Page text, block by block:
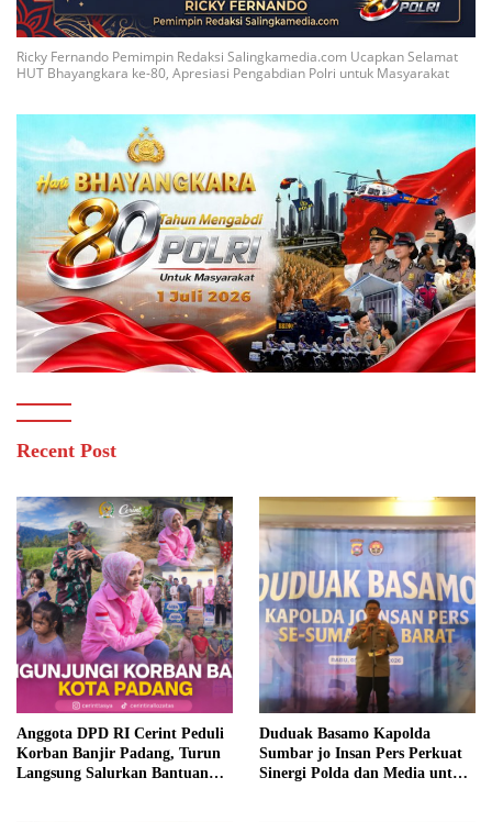
Ricky Fernando Pemimpin Redaksi Salingkamedia.com Ucapkan Selamat
HUT Bhayangkara ke-80, Apresiasi Pengabdian Polri untuk Masyarakat
Recent Post
Anggota DPD RI Cerint Peduli
Korban Banjir Padang, Turun
Langsung Salurkan Bantuan
Duduak Basamo Kapolda
Sumbar jo Insan Pers Perkuat
Sinergi Polda dan Media untuk